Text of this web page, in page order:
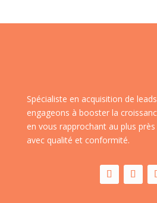
Spécialiste en acquisition de
engageons à booster la
en vous rapprochant au plus
avec qualité et conformité.